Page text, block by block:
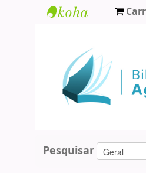
Agamenon
Magalhães
Pesquisar